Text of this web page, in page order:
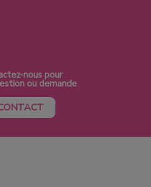
nous pour
ou demande